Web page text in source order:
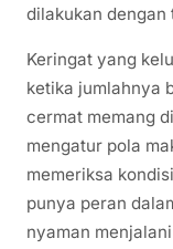
dilakukan dengan
Keringat yang
ketika jumlahnya
cermat memang
mengatur pola
memeriksa
punya peran
nyaman